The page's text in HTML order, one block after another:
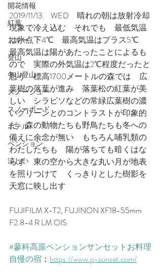
開花情報
紅葉
スキー
登山
冬山登山
スノーシュー
スノーボード
ホテル
ペンション
涼しい
2019/11/13　WED　晴れの朝は放射冷却
現象で冷え込む　それでも　最低気温
は氷点下4℃　最高気温はプラス5℃
最高気温は陽があたったことによるも
ので　実際の外気温は2℃程度だったと
思う　標高1700メートルの森では　広
葉樹の落葉が進み　落葉松の紅葉が美
しい　シラビソなどの常緑広葉樹の濃
いグリーンとのコントラストが印象的
だ　森の動物たちも野鳥たちも冬への
備えに余念が無い　もちろん哺乳類の
わたしたちも　陽が落ちても暗くはな
らず　東の空から大きな丸い月が地表
を照りつけて　くっきりとした樹影を
天窓に映し出す
FUJIFILM X-T2, FUJINON XF18-55mm
F2.8-4 R LM OIS
#蓼科高原ペンションサンセットお料理
自慢の宿 ： https://www.p-sunset.com/